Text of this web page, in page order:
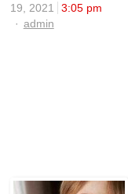
19, 2021
3:05 pm
Author
admin